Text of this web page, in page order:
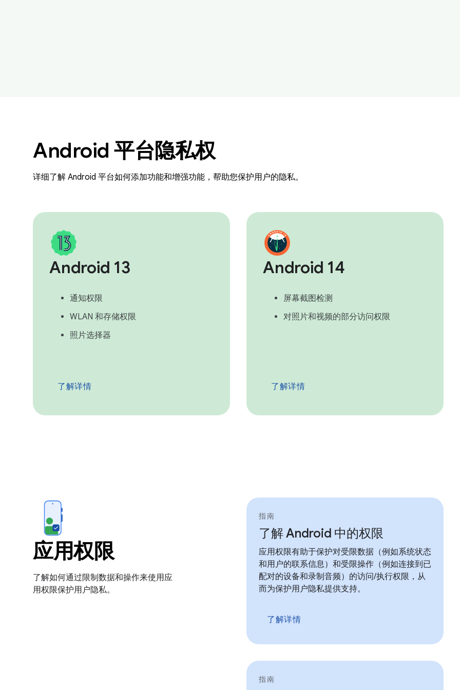
Android 平台隐私权
详细了解 Android 平台如何添加功能和增强功能，帮助您保护用户的隐私。
Android 13
通知权限
WLAN 和存储权限
照片选择器
了解详情
Android 14
屏幕截图检测
对照片和视频的部分访问权限
了解详情
应用权限
了解如何通过限制数据和操作来使用应
用权限保护用户隐私。
指南
了解 Android 中的权限
应用权限有助于保护对受限数据（例如系统状态
和用户的联系信息）和受限操作（例如连接到已
配对的设备和录制音频）的访问/执行权限，从
而为保护用户隐私提供支持。
了解详情
指南